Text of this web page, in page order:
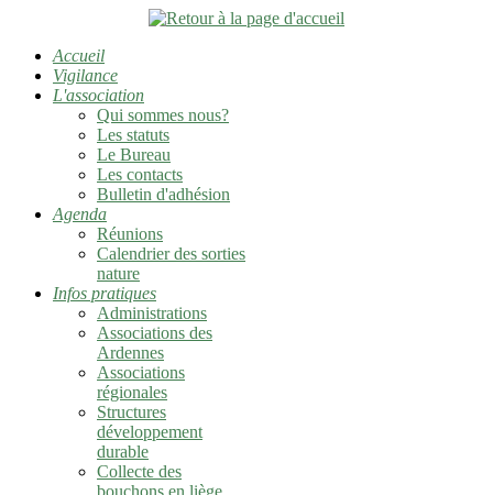
Accueil
Vigilance
L'association
Qui sommes nous?
Les statuts
Le Bureau
Les contacts
Bulletin d'adhésion
Agenda
Réunions
Calendrier des sorties
nature
Infos pratiques
Administrations
Associations des
Ardennes
Associations
régionales
Structures
développement
durable
Collecte des
bouchons en liège